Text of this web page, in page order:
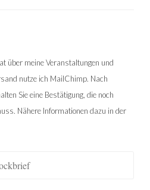
über meine Veranstaltungen und
nutze ich MailChimp. Nach
Sie eine Bestätigung, die noch
Nähere Informationen dazu in der